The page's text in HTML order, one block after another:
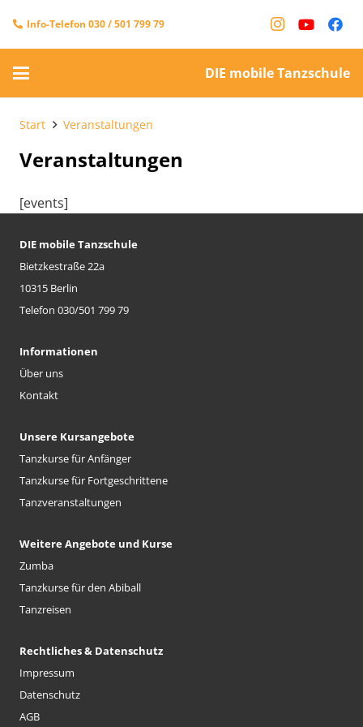
Info-Telefon 030 / 501 799 79
DIE mobile Tanzschule
Start Veranstaltungen
Veranstaltungen
[events]
DIE mobile Tanzschule
Bietzkestraße 22a
10315 Berlin
Telefon 030/501 799 79
Informationen
Über uns
Kontakt
Unsere Kursangebote
Tanzkurse für Anfänger
Tanzkurse für Fortgeschrittene
Tanzveranstaltungen
Weitere Angebote und Kurse
Zumba
Tanzkurse für den Abiball
Tanzreisen
Rechtliches & Datenschutz
Impressum
Datenschutz
AGB